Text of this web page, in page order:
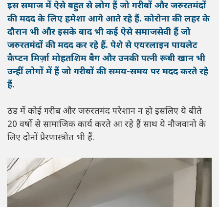
इस समाज में ऐसे बहुत से लोग हैं जो गरीबों और जरुरतमंदों
की मदद के लिए हमेशा आगे आते रहे हैं. कोरोना की लहर के
दौरान भी और इसके बाद भी कई ऐसे समाजसेवी हैं जो
जरुरतमंदों की मदद कर रहे हैं. पेशे से एयरलाइन पायलेट
कैप्टन मिर्ज़ा मोहतशिम बैग और उनकी पत्नी रूबी खान भी
उन्हीं लोगों में हैं जो गरीबों की समय-समय पर मदद करते रहे
हैं.
ठंड में कोई गरीब और जरुरतमंद परेशान न हो इसलिए ये बीते
20 वर्षो से सामाजिक कार्य करते आ रहे हैं साथ ये नौजवानो के
लिए दोनों प्रेरणास्त्रोत भी हैं.